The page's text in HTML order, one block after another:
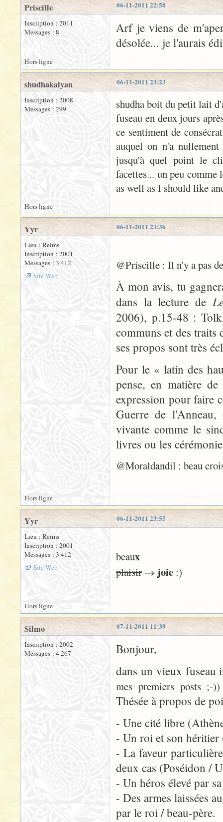
06-11-2011 22:58
Priscille
Inscription : 2011
Messages : 8
Arf je viens de
désolée... je l'aurais
Hors ligne
06-11-2011 23:23
shudhakalyan
Inscription : 2008
Messages : 299
shudha boit du petit lait
fuseau en deux jours
ce sentiment de
auquel on n'a
jusqu'à quel point le
facettes... un peu
as well as I should like
Hors ligne
06-11-2011 23:36
Yyr
Lieu : Reims
Inscription : 2001
Messages : 3 412
Site Web
@Priscille : Il n'y a pas
À mon avis, tu
dans la lecture de
2006), p.15-48 :
communs et des
ses propos sont très
Pour le « latin des
pense, en matière
expression pour faire
Guerre de l'Anneau,
vivante comme le
livres ou les
@Moraldandil : beau
Hors ligne
06-11-2011 23:55
Yyr
Lieu : Reims
Inscription : 2001
Messages : 3 412
Site Web
beaux
plaisir → joie :)
Hors ligne
07-11-2011 11:39
Silmo
Inscription : 2002
Messages : 4 267
Bonjour,
dans un vieux
mes premiers posts ;-))
Thésée à propos de
- Une cité libre
- Un roi et son héritier
- La faveur
deux cas (Poséidon /
- Un héros élevé par
- Des armes laissées
par le roi / beau-père.